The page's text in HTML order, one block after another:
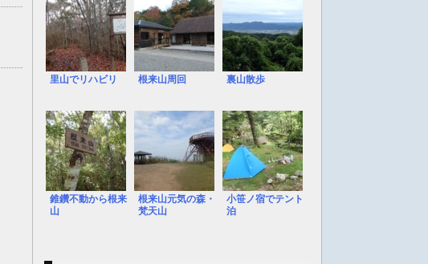
里山でリハビリ 根来山周回 裏山散歩
錐鑽不動から根来
山
根来山元気の森・
梵天山
小笹ノ宿でテント
泊